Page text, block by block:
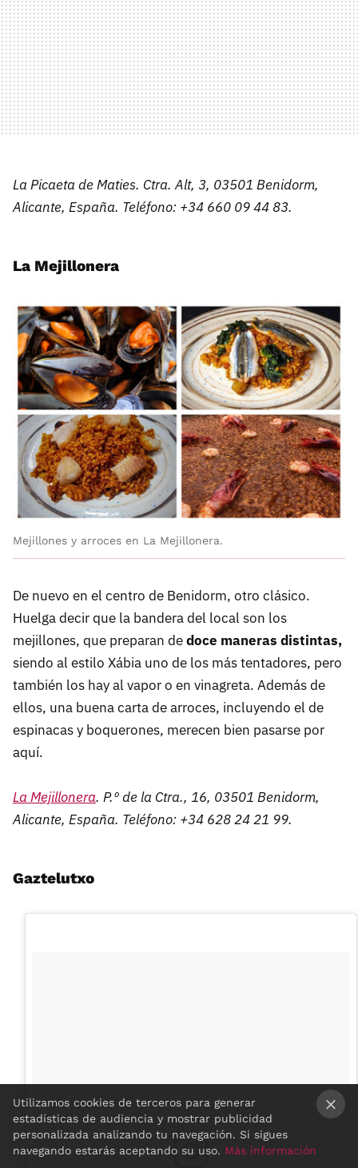
La Picaeta de Maties. Ctra. Alt, 3, 03501 Benidorm,
Alicante, España. Teléfono: +34 660 09 44 83.
La Mejillonera
Mejillones y arroces en La Mejillonera.
De nuevo en el centro de Benidorm, otro clásico.
Huelga decir que la bandera del local son los
mejillones, que preparan dedoce maneras distintas,
siendo al estilo Xábia uno de los más tentadores, pero
también los hay al vapor o en vinagreta. Además de
ellos, una buena carta de arroces, incluyendo el de
espinacas y boquerones, merecen bien pasarse por
aquí.
La Mejillonera. P.º de la Ctra., 16, 03501 Benidorm,
Alicante, España. Teléfono: +34 628 24 21 99.
Gaztelutxo
Utilizamos cookies de terceros para generar
estadísticas de audiencia y mostrar publicidad
personalizada analizando tu navegación. Si sigues
navegando estarás aceptando su uso. Más información